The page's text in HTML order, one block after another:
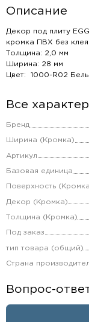
Описание
Декор под плиту
кромка ПВХ без
Толщина: 2,0 мм
Ширина: 28 мм
Цвет: 1000-R02
Все
Бренд
Ширина (Кромка)
Артикул
Базовая единица
Поверхность
Декор (Кромка)
Толщина (Кромка)
Под заказ
тип товара (общий)
Страна
Вопрос-